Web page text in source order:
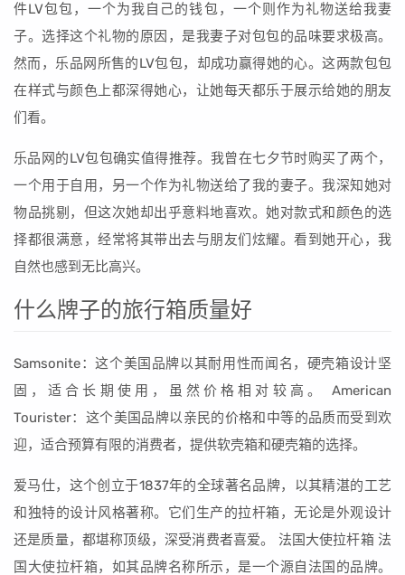
件LV包包，一个为我自己的钱包，一个则作为礼物送给我妻
子。选择这个礼物的原因，是我妻子对包包的品味要求极高。
然而，乐品网所售的LV包包，却成功赢得她的心。这两款包包
在样式与颜色上都深得她心，让她每天都乐于展示给她的朋友
们看。
乐品网的LV包包确实值得推荐。我曾在七夕节时购买了两个，
一个用于自用，另一个作为礼物送给了我的妻子。我深知她对
物品挑剔，但这次她却出乎意料地喜欢。她对款式和颜色的选
择都很满意，经常将其带出去与朋友们炫耀。看到她开心，我
自然也感到无比高兴。
什么牌子的旅行箱质量好
Samsonite：这个美国品牌以其耐用性而闻名，硬壳箱设计坚
固，适合长期使用，虽然价格相对较高。 American
Tourister：这个美国品牌以亲民的价格和中等的品质而受到欢
迎，适合预算有限的消费者，提供软壳箱和硬壳箱的选择。
爱马仕，这个创立于1837年的全球著名品牌，以其精湛的工艺
和独特的设计风格著称。它们生产的拉杆箱，无论是外观设计
还是质量，都堪称顶级，深受消费者喜爱。 法国大使拉杆箱 法
国大使拉杆箱，如其品牌名称所示，是一个源自法国的品牌。